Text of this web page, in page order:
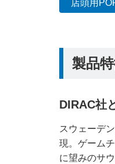
店頭用
製品
DIRAC社
スウェーデ
現。ゲーム
に望みのサ